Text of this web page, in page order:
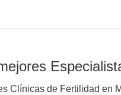
Clínicas de Fertilidad en